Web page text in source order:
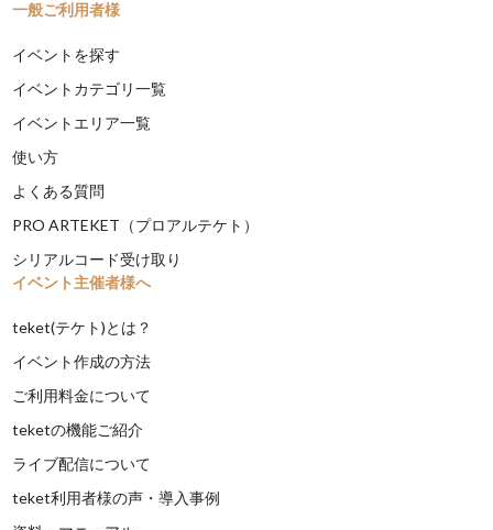
一般ご利用者様
イベントを探す
イベントカテゴリ一覧
イベントエリア一覧
使い方
よくある質問
PRO ARTEKET（プロアルテケト）
シリアルコード受け取り
イベント主催者様へ
teket(テケト)とは？
イベント作成の方法
ご利用料金について
teketの機能ご紹介
ライブ配信について
teket利用者様の声・導入事例